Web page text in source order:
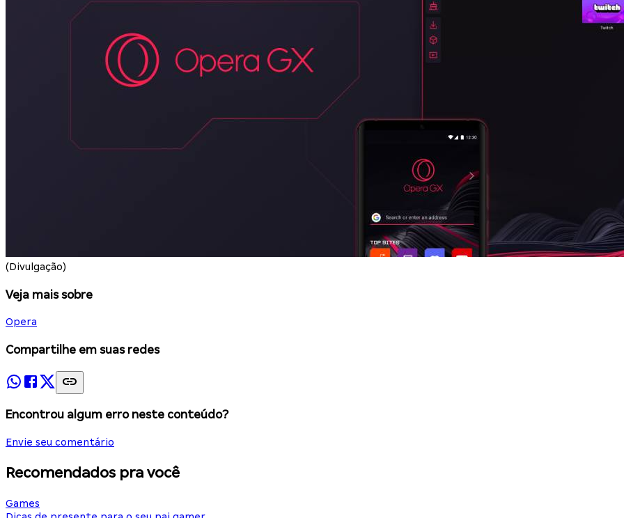
(Divulgação)
Veja mais sobre
Opera
Compartilhe em suas redes
Encontrou algum erro neste conteúdo?
Envie seu comentário
Recomendados pra você
Games